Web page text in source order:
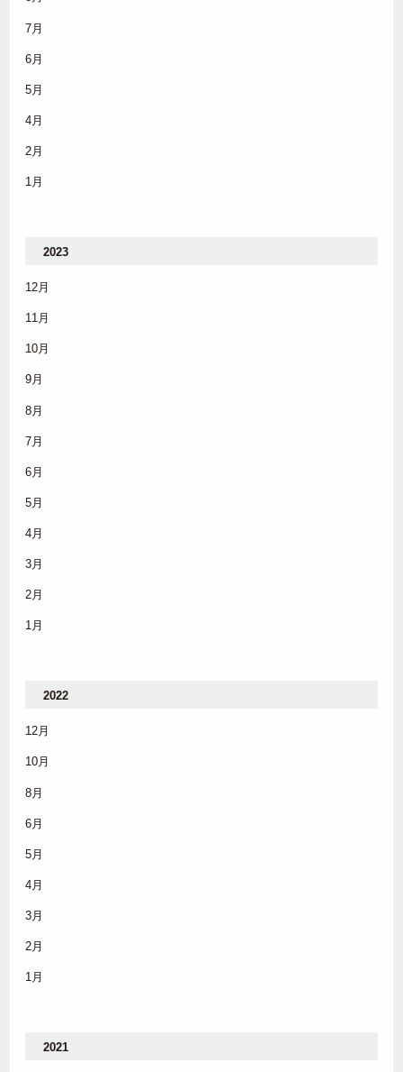
7月
6月
5月
4月
2月
1月
2023
12月
11月
10月
9月
8月
7月
6月
5月
4月
3月
2月
1月
2022
12月
10月
8月
6月
5月
4月
3月
2月
1月
2021